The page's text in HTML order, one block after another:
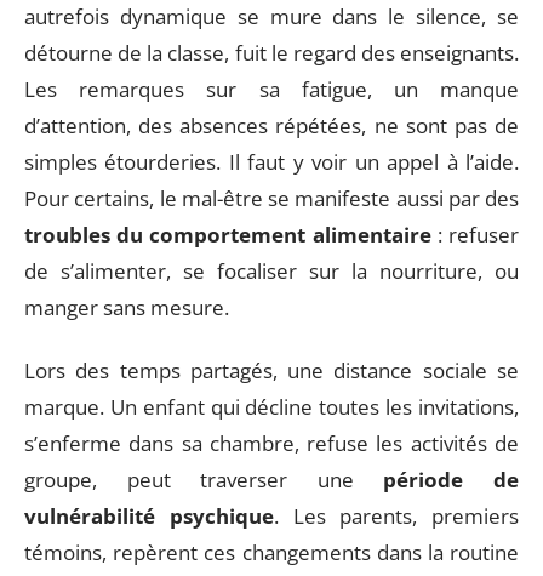
autrefois dynamique se mure dans le silence, se
détourne de la classe, fuit le regard des enseignants.
Les remarques sur sa fatigue, un manque
d’attention, des absences répétées, ne sont pas de
simples étourderies. Il faut y voir un appel à l’aide.
Pour certains, le mal-être se manifeste aussi par des
troubles du comportement alimentaire: refuser
de s’alimenter, se focaliser sur la nourriture, ou
manger sans mesure.
Lors des temps partagés, une distance sociale se
marque. Un enfant qui décline toutes les invitations,
s’enferme dans sa chambre, refuse les activités de
groupe, peut traverser une période de
vulnérabilité psychique. Les parents, premiers
témoins, repèrent ces changements dans la routine